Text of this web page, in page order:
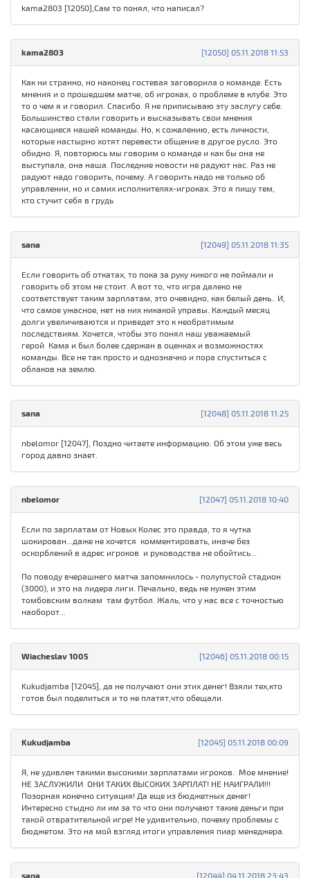
kama2803 [12050],Сам то понял, что написал?
[12050] 05.11.2018 11:53
kama2803
Как ни странно, но наконец гостевая заговорила о команде. Есть
мнения и о прошедшем матче, об игроках, о проблеме в клубе. Это
то о чем я и говорил. Спасибо. Я не приписываю эту заслугу себе.
Большинство стали говорить и высказывать свои мнения
касающиеся нашей команды. Но, к сожалению, есть личности,
которые настырно хотят перевести общение в другое русло. Это
обидно. Я, повторюсь мы говорим о команде и как бы она не
выступала, она наша. Последние новости не радуют нас. Раз не
радуют надо говорить, почему. А говорить надо не только об
управлении, но и самих исполнителях-игроках. Это я пишу тем,
кто стучит себя в грудь
[12049] 05.11.2018 11:35
sana
Если говорить об откатах, то пока за руку никого не поймали и
говорить об этом не стоит. А вот то, что игра далеко не
соответствует таким зарплатам, это очевидно, как белый день.. И,
что самое ужасное, нет на них никакой управы. Каждый месяц
долги увеличиваются и приведет это к необратимым
последствиям. Хочется, чтобы это понял наш уважаемый
герой Кама и был более сдержан в оценках и возможностях
команды. Все не так просто и однозначно и пора спуститься с
облаков на землю.
[12048] 05.11.2018 11:25
sana
nbelomor [12047], Поздно читаете информацию. Об этом уже весь
город давно знает.
[12047] 05.11.2018 10:40
nbelomor
Если по зарплатам от Новых Колес это правда, то я чутка
шокирован...даже не хочется комментировать, иначе без
оскорблений в адрес игроков и руководства не обойтись...
По поводу вчерашнего матча запомнилось - полупустой стадион
(3000), и это на лидера лиги. Печально, ведь не нужен этим
томбовским волкам там футбол. Жаль, что у нас все с точностью
наоборот...
[12046] 05.11.2018 00:15
Wiacheslav 1005
Kukudjamba [12045], да не получают они этих денег! Взяли тех,кто
готов был поделиться и то не платят,что обещали.
[12045] 05.11.2018 00:09
Kukudjamba
Я, не удивлен такими высокими зарплатами игроков. Мое мнение!
НЕ ЗАСЛУЖИЛИ ОНИ ТАКИХ ВЫСОКИХ ЗАРПЛАТ! НЕ НАИГРАЛИ!!!
Позорная конечно ситуация! Да еще из бюджетных денег!
Интересно стыдно ли им за то что они получают такие деньги при
такой отвратительной игре! Не удивительно, почему проблемы с
бюджетом. Это на мой взгляд итоги управления пиар менеджера.
[12044] 04.11.2018 23:43
sana